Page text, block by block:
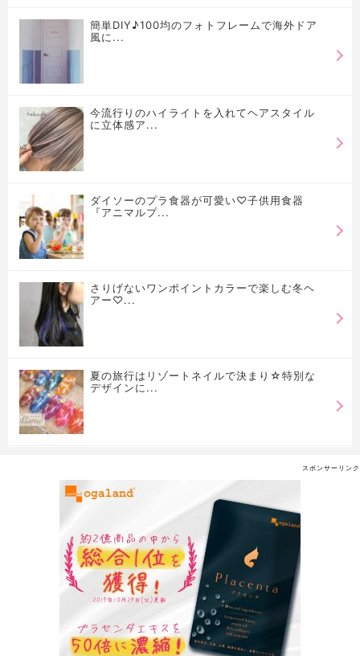
簡単DIY♪100均のフォトフレームで海外ドア
風に...
今流行りのハイライトを入れてヘアスタイル
に立体感ア...
ダイソーのプラ食器が可愛い♡子供用食器
『アニマルプ...
さりげないワンポイントカラーで楽しむ冬ヘ
アー♡...
夏の旅行はリゾートネイルで決まり☆特別な
デザインに...
スポンサーリンク